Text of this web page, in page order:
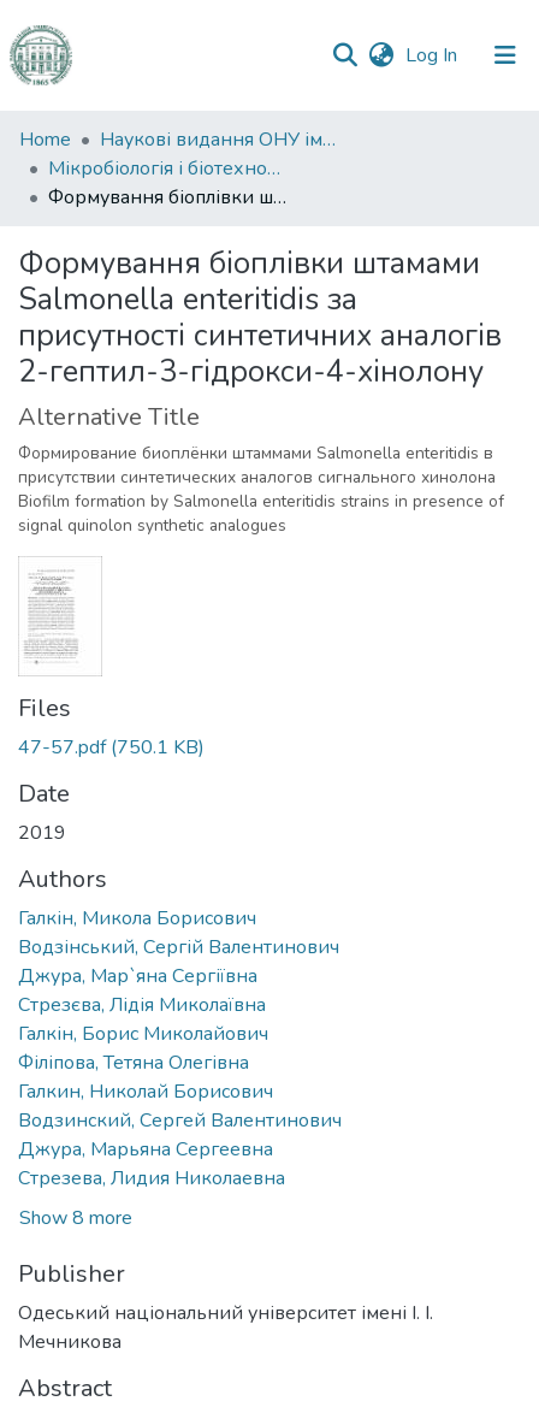
Log In (current)
Communities
&
Collections
Statistics
Home
Наукові видання ОНУ імені І. І. Мечникова
Мікробіологія і біотехнологія
Формування біоплівки штамами Salmonella enteritidis за присутності синтетичних аналогів 2-гептил-3-гідрокси-4-хінолону
Формування біоплівки штамами
Salmonella enteritidis за
присутності синтетичних аналогів
2-гептил-3-гідрокси-4-хінолону
Alternative Title
Формирование биоплёнки штаммами Salmonella enteritidis в
присутствии синтетических аналогов сигнального хинолона
Biofilm formation by Salmonella enteritidis strains in presence of
signal quinolon synthetic analogues
Files
47-57.pdf(750.1 KB)
Date
2019
Authors
Галкін, Микола Борисович
Водзінський, Сергій Валентинович
Джура, Мар`яна Сергіївна
Стрезєва, Лідія Миколаївна
Галкін, Борис Миколайович
Філіпова, Тетяна Олегівна
Галкин, Николай Борисович
Водзинский, Сергей Валентинович
Джура, Марьяна Сергеевна
Стрезева, Лидия Николаевна
Show 8 more
Publisher
Одеський національний університет імені І. І.
Мечникова
Abstract